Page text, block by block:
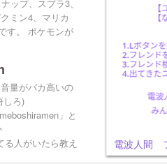
ップ、スプラ3、
ミン4、マリカ
す。 ポケモンが
35135617
トしてほしい
量がバカ高いの
しろ)
」と
る人がいたら教え
電波人間